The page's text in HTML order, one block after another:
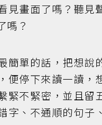
見畫面了嗎？聽見
嗎？
簡單的話，把想說
便停下來讀一讀，
緊不緊密，並且留
字、不通順的句子